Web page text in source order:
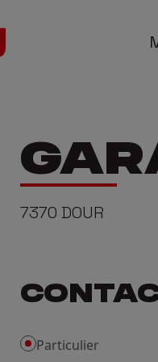
D-
7370 DOUR
Particulier